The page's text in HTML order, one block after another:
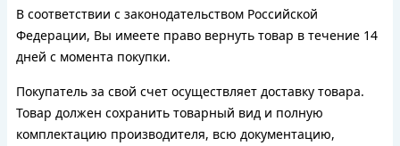
В соответствии с законодательством Российской
Федерации, Вы имеете право вернуть товар в течение 14
дней с момента покупки.
Покупатель за свой счет осуществляет доставку товара.
Товар должен сохранить товарный вид и полную
комплектацию производителя, всю документацию,